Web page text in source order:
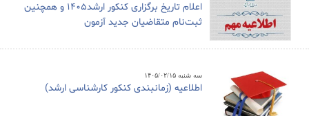
اعلام تاریخ برگزاری کنکور ارشد1405 و همچنین
ثبت‌نام متقاضیان جدید آزمون
سه شنبه ۱۴۰۵/۰۲/۱۵
اطلاعیه (زمانبندی کنکور کارشناسی ارشد)